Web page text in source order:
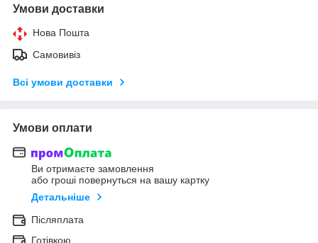
Умови доставки
Нова Пошта
Самовивіз
Всі умови доставки
Умови оплати
Ви отримаєте замовлення
або гроші повернуться на вашу картку
Детальніше
Післяплата
Готівкою